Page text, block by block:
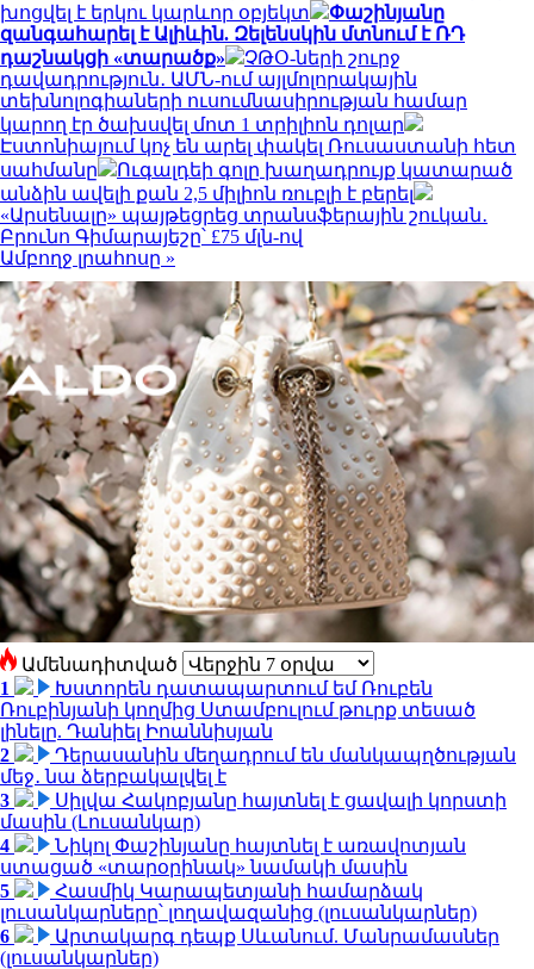
խոցվել է երկու կարևոր օբյեկտ
Փաշինյանը
զանգահարել է Ալիևին. Զելենսկին մտնում է ՌԴ
դաշնակցի «տարածք»
ՉԹՕ-ների շուրջ
դավադրություն․ ԱՄՆ-ում այլմոլորակային
տեխնոլոգիաների ուսումնասիրության համար
կարող էր ծախսվել մոտ 1 տրիլիոն դոլար
Էստոնիայում կոչ են արել փակել Ռուսաստանի հետ
սահմանը
Ուգալդեի գոլը խաղադրույք կատարած
անձին ավելի քան 2,5 միլիոն ռուբլի է բերել
«Արսենալը» պայթեցրեց տրանսֆերային շուկան․
Բրունո Գիմարայեշը՝ £75 մլն-ով
Ամբողջ լրահոսը »
Ամենադիտված
1
Խստորեն դատապարտում եմ Ռուբեն
Ռուբինյանի կողմից Ստամբուլում թուրք տեսած
լինելը. Դանիել Իոաննիսյան
2
Դերասանին մեղադրում են մանկապղծության
մեջ․ նա ձերբակալվել է
3
Սիլվա Հակոբյանը հայտնել է ցավալի կորստի
մասին (Լուսանկար)
4
Նիկոլ Փաշինյանը հայտնել է առավոտյան
ստացած «տարօրինակ» նամակի մասին
5
Հասմիկ Կարապետյանի համարձակ
լուսանկարները՝ լողավազանից (լուսանկարներ)
6
Արտակարգ դեպք Սևանում. Մանրամասներ
(լուսանկարներ)